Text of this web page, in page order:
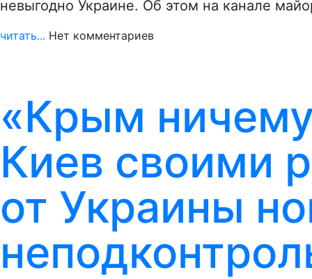
невыгодно Украине. Об этом на канале
читать... Нет комментариев
«Крым
Киев своими
от Украины